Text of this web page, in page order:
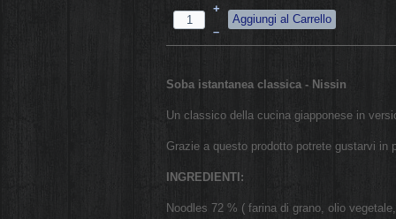
+
–
Soba istantanea classica - Nissin
Un classico della cucina giapponese in
Grazie a questo prodotto potrete gustarvi
INGREDIENTI:
Noodles 72 % ( farina di grano, olio